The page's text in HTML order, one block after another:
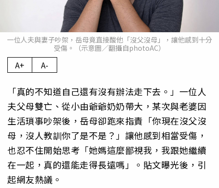
一位人夫與妻子吵架，岳母竟直接酸他「沒父沒母」，讓他感到十分
受傷。（示意圖／翻攝自photoAC）
A+ A-
「真的不知道自己還有沒有辦法走下去。」一位人
夫父母雙亡、從小由爺爺奶奶帶大，某次與老婆因
生活瑣事吵架後，岳母卻跑來指責「你現在沒父沒
母，沒人教訓你了是不是？」讓他感到相當受傷，
也忍不住開始思考「她媽這麼鄙視我，我跟她繼續
在一起，真的還能走得長遠嗎」。貼文曝光後，引
起網友熱議。